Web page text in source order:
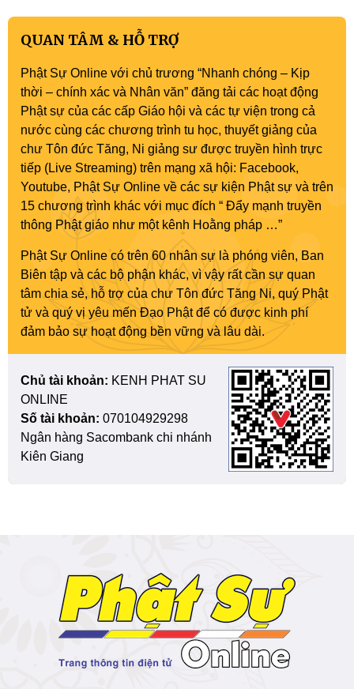
QUAN TÂM & HỖ TRỢ
Phật Sự Online với chủ trương “Nhanh chóng – Kịp
thời – chính xác và Nhân văn” đăng tải các hoạt động
Phật sự của các cấp Giáo hội và các tự viện trong cả
nước cùng các chương trình tu học, thuyết giảng của
chư Tôn đức Tăng, Ni giảng sư được truyền hình trực
tiếp (Live Streaming) trên mạng xã hội: Facebook,
Youtube, Phật Sự Online về các sự kiện Phật sự và trên
15 chương trình khác với mục đích “ Đẩy mạnh truyền
thông Phật giáo như một kênh Hoằng pháp …”
Phật Sự Online có trên 60 nhân sự là phóng viên, Ban
Biên tập và các bộ phận khác, vì vậy rất cần sự quan
tâm chia sẻ, hỗ trợ của chư Tôn đức Tăng Ni, quý Phật
tử và quý vị yêu mến Đạo Phật để có được kinh phí
đảm bảo sự hoạt động bền vững và lâu dài.
Chủ tài khoản: KENH PHAT SU
ONLINE
Số tài khoản: 070104929298
Ngân hàng Sacombank chi nhánh
Kiên Giang